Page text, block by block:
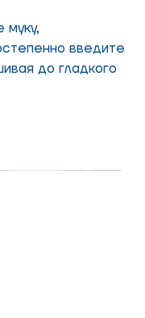
введите
до гладкого